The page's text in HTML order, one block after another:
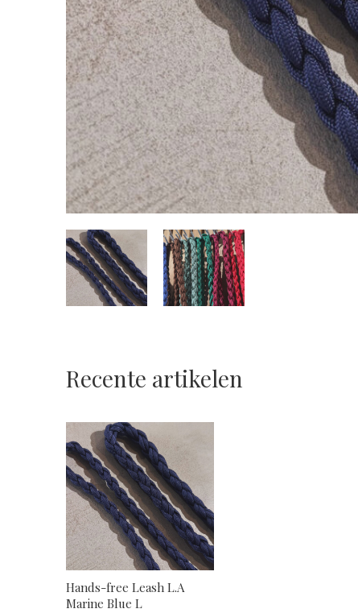
Recente artikelen
Hands-free Leash L.A
Marine Blue L